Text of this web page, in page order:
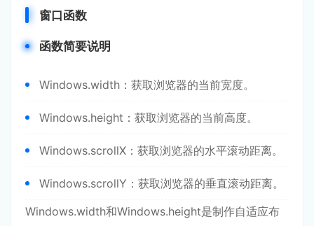
窗口函数
函数简要说明
Windows.width：获取浏览器的当前宽度。
Windows.height：获取浏览器的当前高度。
Windows.scrollX：获取浏览器的水平滚动距离。
Windows.scrollY：获取浏览器的垂直滚动距离。
Windows.width和Windows.height是制作自适应布